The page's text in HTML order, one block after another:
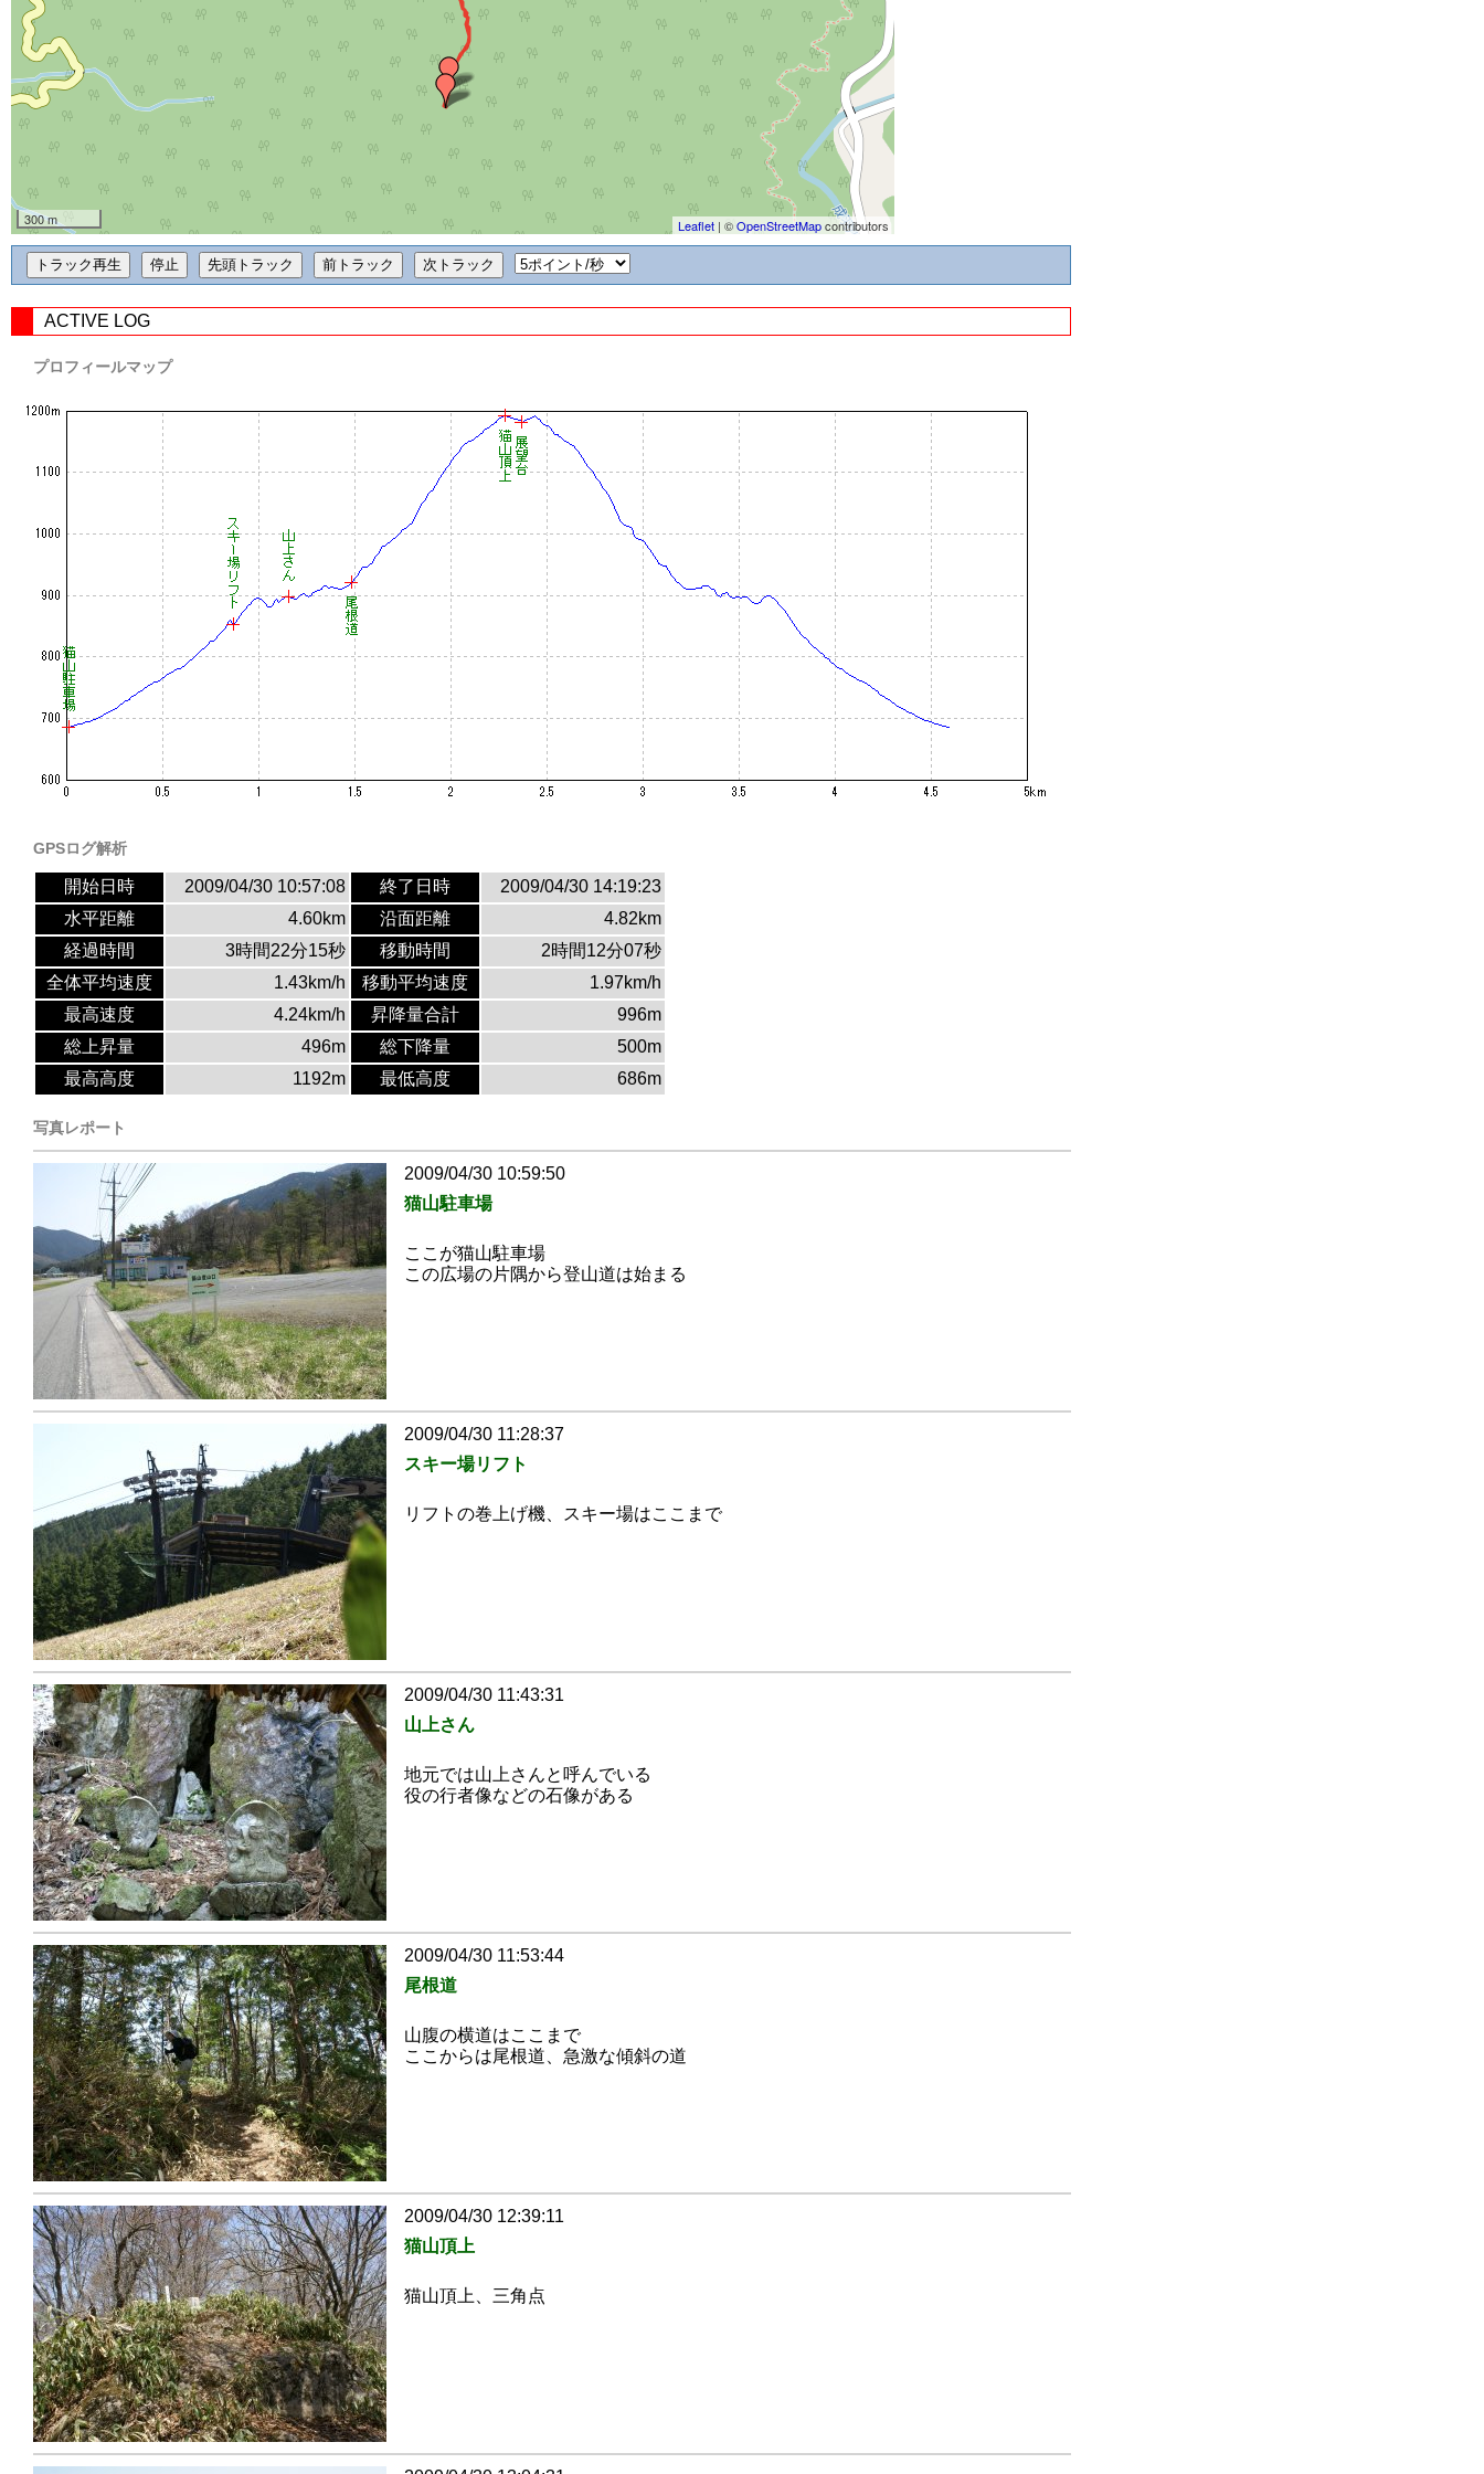
300 m Leaflet | ©OpenStreetMapcontributors
ACTIVE LOG
プロフィールマップ
GPSログ解析
開始日時 2009/04/30 10:57:08 終了日時
2009/04/30 14:19:23
水平距離
4.60km 沿面距離
4.82km
経過時間
3時間22分15秒 移動時間
2時間12分07秒
全体平均速度
1.43km/h 移動平均速度
1.97km/h
最高速度
4.24km/h 昇降量合計
996m
総上昇量
496m 総下降量
500m
最高高度
1192m 最低高度 686m
写真レポート
2009/04/30 10:59:50
猫山駐車場
ここが猫山駐車場
この広場の片隅から登山道は始まる
2009/04/30 11:28:37
スキー場リフト
リフトの巻上げ機、スキー場はここまで
2009/04/30 11:43:31
山上さん
地元では山上さんと呼んでいる
役の行者像などの石像がある
2009/04/30 11:53:44
尾根道
山腹の横道はここまで
ここからは尾根道、急激な傾斜の道
2009/04/30 12:39:11
猫山頂上
猫山頂上、三角点